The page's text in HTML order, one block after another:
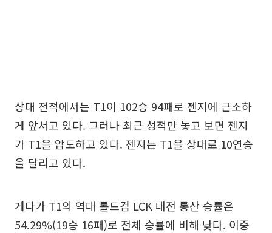
상대 전적에서는 T1이 102승 94패로 젠지에 근소하
게 앞서고 있다. 그러나 최근 성적만 놓고 보면 젠지
가 T1을 압도하고 있다. 젠지는 T1을 상대로 10연승
을 달리고 있다.
게다가 T1의 역대 롤드컵 LCK 내전 통산 승률은
54.29%(19승 16패)로 전체 승률에 비해 낮다. 이중